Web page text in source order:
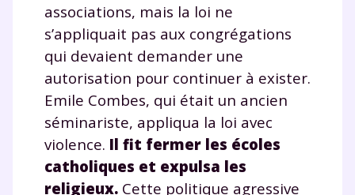
associations, mais la loi ne
s’appliquait pas aux congrégations
qui devaient demander une
autorisation pour continuer à exister.
Emile Combes, qui était un ancien
séminariste, appliqua la loi avec
violence. Il fit fermer les écoles
catholiques et expulsa les
religieux. Cette politique agressive